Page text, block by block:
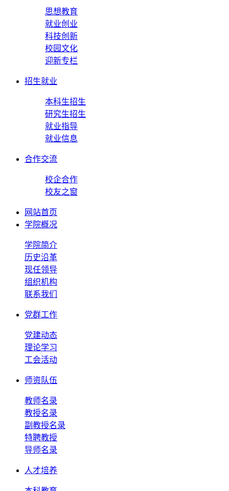
思想教育
就业创业
科技创新
校园文化
迎新专栏
招生就业
本科生招生
研究生招生
就业指导
就业信息
合作交流
校企合作
校友之窗
网站首页
学院概况
学院简介
历史沿革
现任领导
组织机构
联系我们
党群工作
党建动态
理论学习
工会活动
师资队伍
教师名录
教授名录
副教授名录
特聘教授
导师名录
人才培养